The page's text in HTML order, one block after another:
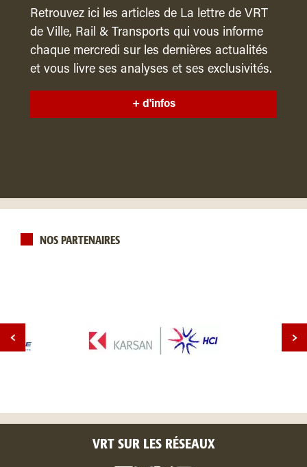
Retrouvez ici les articles de La lettre de VRT
de Ville, Rail & Transports qui vous informe
chaque mercredi sur les dernières actualités
et vous livre ses analyses et ses exclusivités.
+ d'infos
NOS PARTENAIRES
VRT SUR LES RÉSEAUX